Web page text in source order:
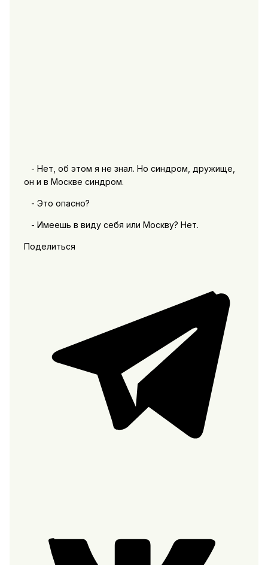
- Нет, об этом я не знал. Но синдром, дружище,
он и в Москве синдром.
- Это опасно?
- Имеешь в виду себя или Москву? Нет.
Поделиться